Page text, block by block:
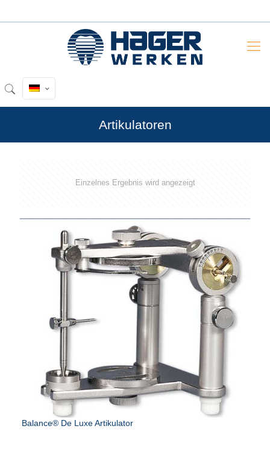
Artikulatoren
Einzelnes Ergebnis wird angezeigt
Balance® De Luxe Artikulator